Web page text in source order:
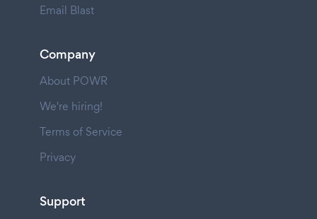
Email Blast
Company
About POWR
We're hiring!
Terms of Service
Privacy
Support